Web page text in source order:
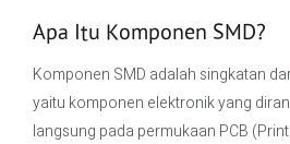
Apa Itu Komponen SMD?
Komponen SMD adalah singkatan
yaitu komponen elektronik yang
langsung pada permukaan PCB